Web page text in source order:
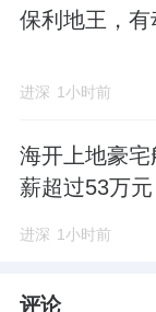
保利地王，有
进深 1小时前
海开上地豪
薪超过53万元
进深 1小时前
评论